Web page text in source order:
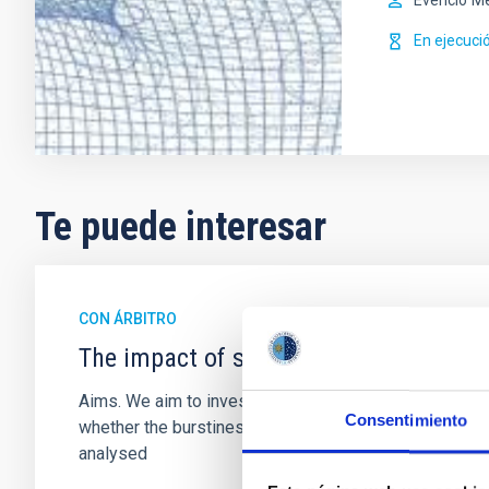
Consentimiento
En
Te puede interesar
CON ÁRBITRO
The impact of star formation
Aims. We aim to investigate the connection
whether the burstiness and temporal distribution of
analysed